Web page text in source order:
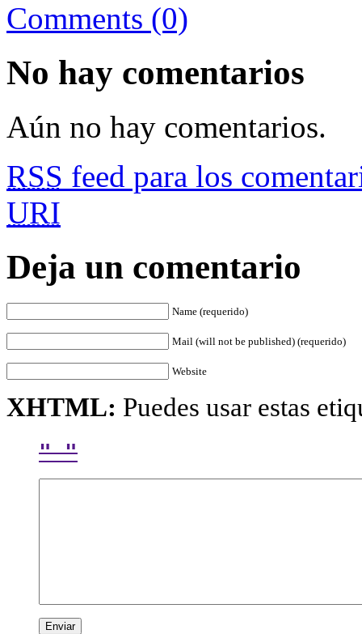
Comments (0)
No hay comentarios
Aún no hay comentarios.
RSS feed para los
URI
Deja un comentario
Name (requerido)
Mail (will not be published) (requerido)
Website
XHTML: Puedes usar estas